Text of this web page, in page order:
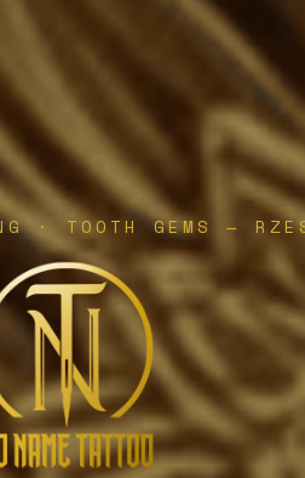
· TOOTH GEMS —